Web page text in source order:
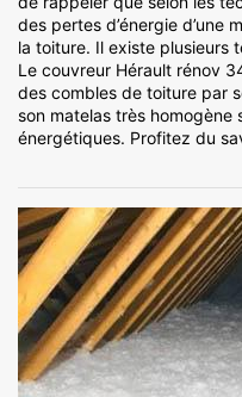
des pertes d’énergie d’une
la toiture. Il existe plusieurs
Le couvreur Hérault rénov
des combles de toiture par
son matelas très
énergétiques. Profitez du